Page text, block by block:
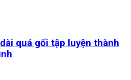
quá gối tập luyện thành